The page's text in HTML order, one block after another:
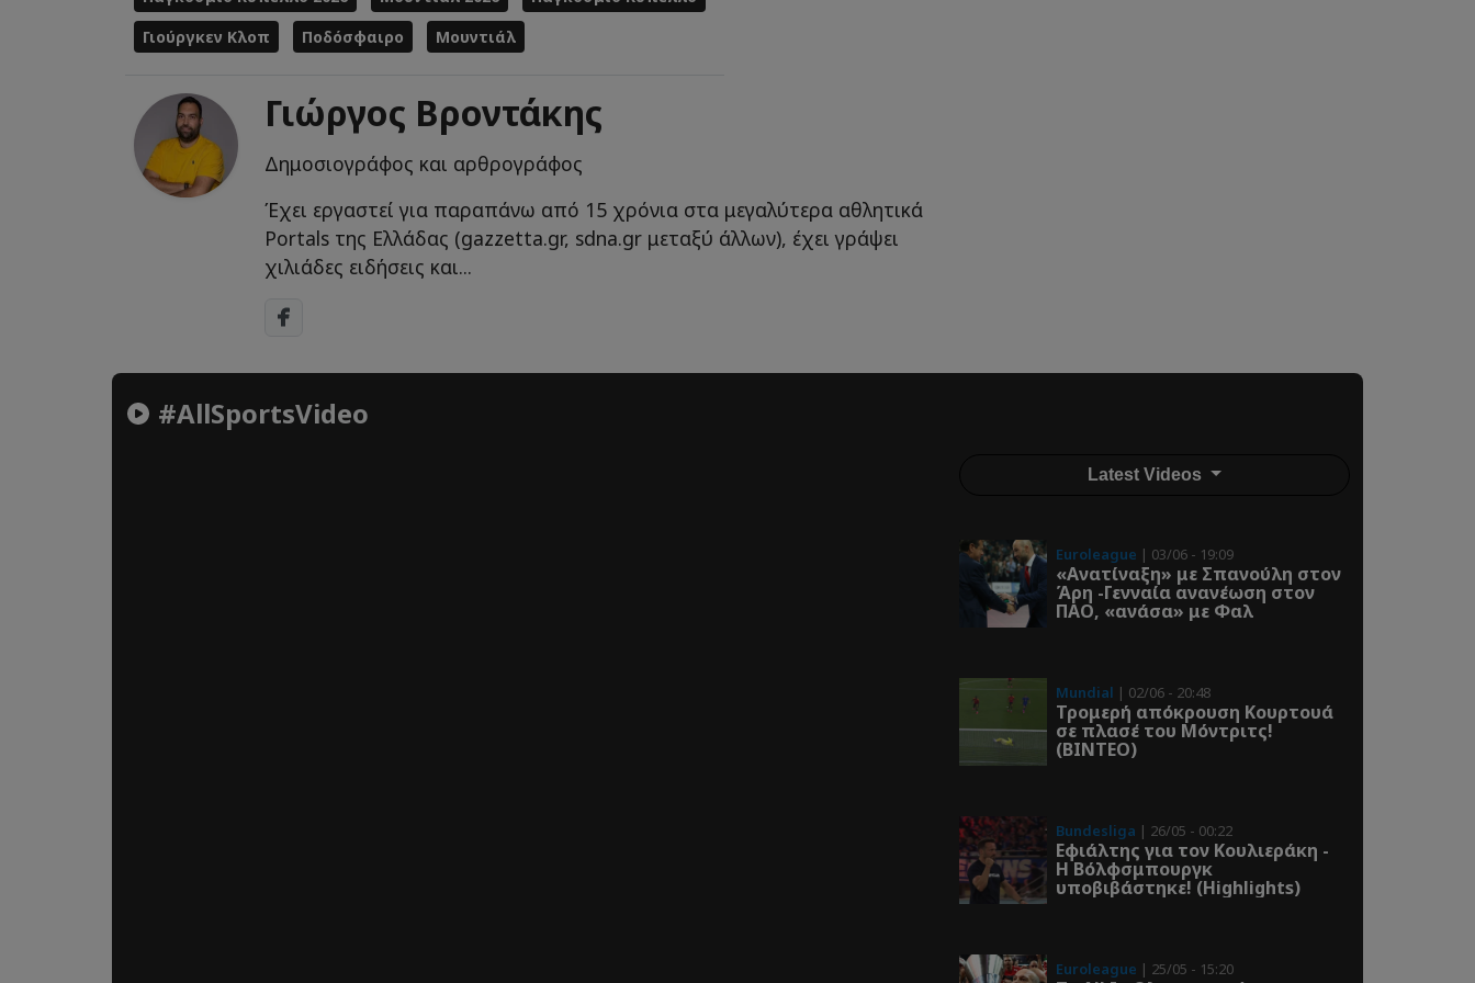
Γιούργκεν Κλοπ
Ποδόσφαιρο Μουντιάλ
Γιώργος Βροντάκης
Δημοσιογράφος και αρθρογράφος
Έχει εργαστεί για παραπάνω από 15 χρόνια στα μεγαλύτερα αθλητικά
Portals της Ελλάδας (gazzetta.gr, sdna.gr μεταξύ άλλων), έχει γράψει
χιλιάδες ειδήσεις και...
#AllSportsVideo
Latest Videos
Euroleague | 03/06 - 19:09
«Ανατίναξη» με Σπανούλη στον
Άρη -Γενναία ανανέωση στον
ΠΑΟ, «ανάσα» με Φαλ
Mundial | 02/06 - 20:48
Τρομερή απόκρουση Κουρτουά
σε πλασέ του Μόντριτς!
(ΒΙΝΤΕΟ)
Bundesliga | 26/05 - 00:22
Εφιάλτης για τον Κουλιεράκη -
Η Βόλφσμπουργκ
υποβιβάστηκε! (Highlights)
Euroleague | 25/05 - 15:20